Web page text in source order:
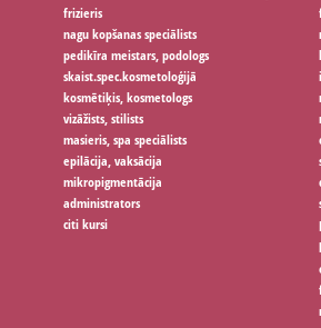
frizieris
nagu kopšanas speciālists
pedikīra meistars, podologs
skaist.spec.kosmetoloģijā
kosmētiķis, kosmetologs
vizāžists, stilists
masieris, spa speciālists
epilācija, vaksācija
mikropigmentācija
administrators
citi kursi